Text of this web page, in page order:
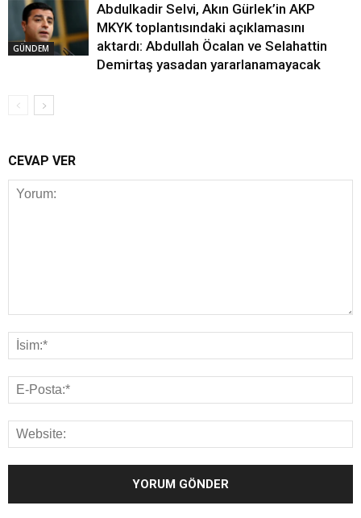
GÜNDEM
Abdulkadir Selvi, Akın Gürlek’in AKP
MKYK toplantısındaki açıklamasını
aktardı: Abdullah Öcalan ve Selahattin
Demirtaş yasadan yararlanamayacak
CEVAP VER